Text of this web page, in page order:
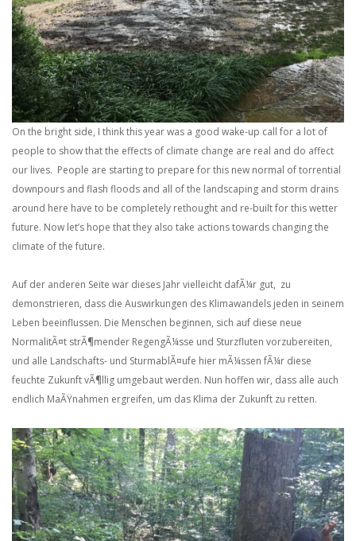
On the bright side, I think this year was a good wake-up call for a lot of
people to show that the effects of climate change are real and do affect
our lives. People are starting to prepare for this new normal of torrential
downpours and flash floods and all of the landscaping and storm drains
around here have to be completely rethought and re-built for this wetter
future. Now let’s hope that they also take actions towards changing the
climate of the future.
Auf der anderen Seite war dieses Jahr vielleicht dafÃ¼r gut, zu
demonstrieren, dass die Auswirkungen des Klimawandels jeden in seinem
Leben beeinflussen. Die Menschen beginnen, sich auf diese neue
NormalitÃ¤t strÃ¶mender RegengÃ¼sse und Sturzfluten vorzubereiten,
und alle Landschafts- und SturmablÃ¤ufe hier mÃ¼ssen fÃ¼r diese
feuchte Zukunft vÃ¶llig umgebaut werden. Nun hoffen wir, dass alle auch
endlich MaÃŸnahmen ergreifen, um das Klima der Zukunft zu retten.